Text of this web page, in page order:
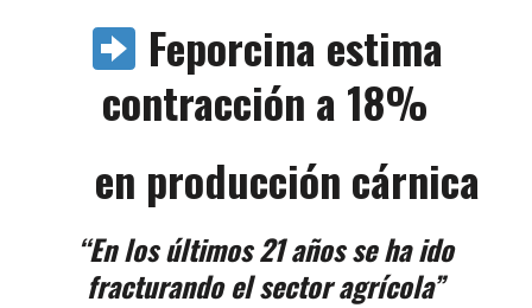
Feporcina estima
contracción a 18%
en producción cárnica
“En los últimos 21 años se ha ido
fracturando el sector agrícola”